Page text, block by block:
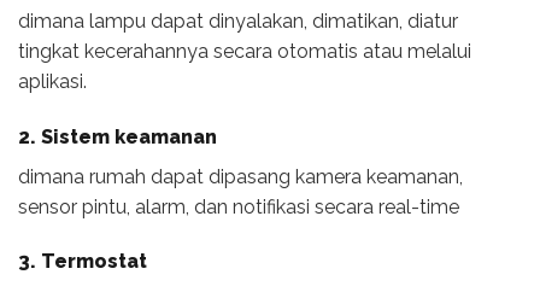
dimana lampu dapat dinyalakan, dimatikan, diatur
tingkat kecerahannya secara otomatis atau melalui
aplikasi.
2. Sistem keamanan
dimana rumah dapat dipasang kamera keamanan,
sensor pintu, alarm, dan notifikasi secara real-time
3. Termostat